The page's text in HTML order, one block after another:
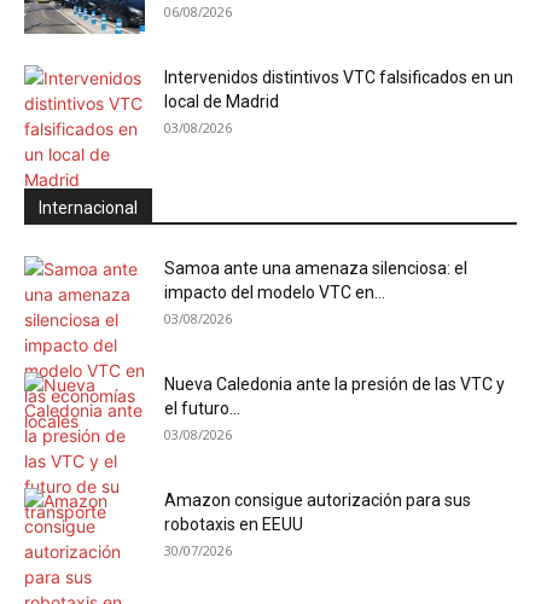
06/08/2026
Intervenidos distintivos VTC falsificados en un
local de Madrid
03/08/2026
Internacional
Samoa ante una amenaza silenciosa: el
impacto del modelo VTC en...
03/08/2026
Nueva Caledonia ante la presión de las VTC y
el futuro...
03/08/2026
Amazon consigue autorización para sus
robotaxis en EEUU
30/07/2026